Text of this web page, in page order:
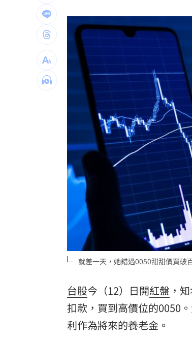
曾經歷合約糾紛 THE BOYZ確
新／大雷雨開轟「2縣市」 示
台灣彩券開獎直播中 20:31
LIVE三立+24小時直播 15:27
三立iNEWS新聞台線上直播
市場到酒場料理！可果美蕃茄醬
父親節送會拉
油品食安事件引關注 挑選保健
罕病博士彭士齊 輪椅上的生命
酷澎「爸氣父親節」國際官方品
就差一天，她錯過0050甜甜價買破
台股今（12）日開紅盤 ，
扣款，買到高價位的0050
利作為將來的養老金。